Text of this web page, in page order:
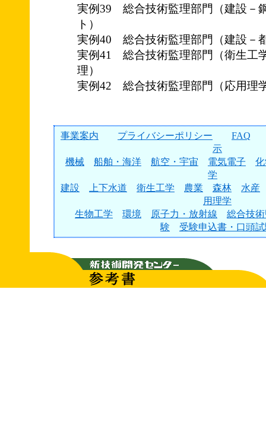
実例39 総合技術監理部門（建設－
ト）
実例40 総合技術監理部門（建設－
実例41 総合技術監理部門（衛生工
理）
実例42 総合技術監理部門（応用理
事業案内 プライバシーポリシー
FAQ
示
機械
船舶・海洋 航空・宇宙 電気電子
学
建設
上下水道 衛生工学 農業 森林
水産
用理学
生物工学
環境 原子力・放射線
総合技
験
受験申込書・口頭